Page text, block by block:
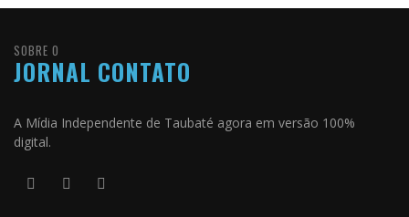
SOBRE O
JORNAL CONTATO
A Mídia Independente de Taubaté agora em versão 100%
digital.